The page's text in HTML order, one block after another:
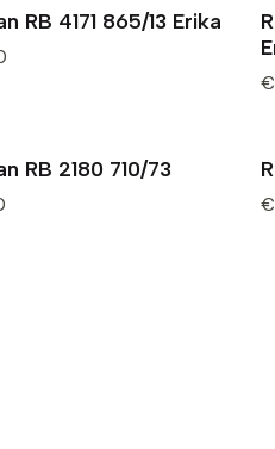
RB 4171 865/13 Erika
RB 2180 710/73